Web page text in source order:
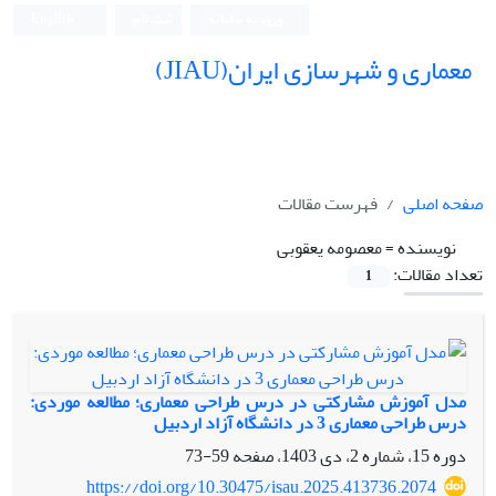
معماری و شهرسازی ایران(JIAU)
صفحه اصلی
فهرست مقالات
نویسنده =معصومه یعقوبی
تعداد مقالات:
1
مدل آموزش مشارکتی در درس طراحی معماری؛ مطالعه موردی:
درس طراحی معماری 3 در دانشگاه آزاد اردبیل
دوره 15، شماره 2، دی 1403، صفحه
59-73
https://doi.org/10.30475/isau.2025.413736.2074